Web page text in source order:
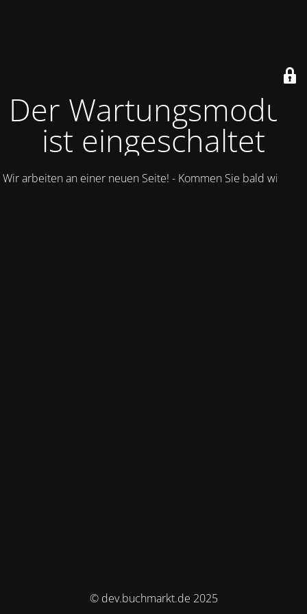
Der Wartungsmodus
ist eingeschaltet
Wir arbeiten an einer neuen Seite! - Kommen Sie bald wieder.
© dev.buchmarkt.de 2025